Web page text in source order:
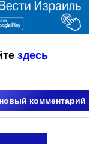
здесь
новый комментарий